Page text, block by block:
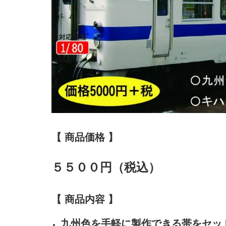
【 商品価格 】
５５００円（税込）
【 商品内容 】
九州色を手軽に製作できる帯をセッ